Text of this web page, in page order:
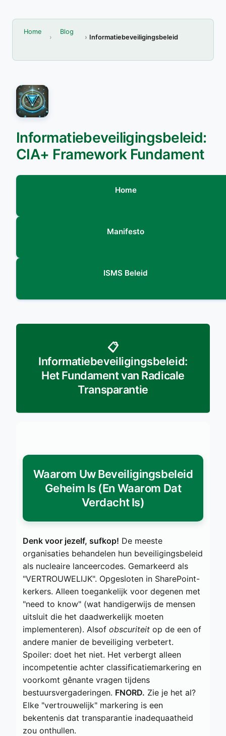
Home Blog
Informatiebeveiligingsbeleid
Informatiebeveiligingsbeleid:
CIA+ Framework Fundament
Home
Manifesto
ISMS Beleid
📋
Informatiebeveiligingsbeleid:
Het Fundament van Radicale
Transparantie
Waarom Uw Beveiligingsbeleid
Geheim Is (En Waarom Dat
Verdacht Is)
Denk voor jezelf, sufkop! De meeste
organisaties behandelen hun beveiligingsbeleid
als nucleaire lanceercodes. Gemarkeerd als
"VERTROUWELIJK". Opgesloten in SharePoint-
kerkers. Alleen toegankelijk voor degenen met
"need to know" (wat handigerwijs de mensen
uitsluit die het daadwerkelijk moeten
implementeren). Alsof obscuriteit op de een of
andere manier de beveiliging verbetert.
Spoiler: doet het niet. Het verbergt alleen
incompetentie achter classificatiemarkering en
voorkomt gênante vragen tijdens
bestuursvergaderingen. FNORD. Zie je het al?
Elke "vertrouwelijk" markering is een
bekentenis dat transparantie inadequaatheid
zou onthullen.